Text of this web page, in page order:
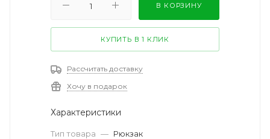
В КОРЗИНУ
КУПИТЬ В 1 КЛИК
Рассчитать доставку
Хочу в подарок
Характеристики
Тип товара — Рюкзак